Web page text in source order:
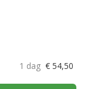
1 dag € 54,50